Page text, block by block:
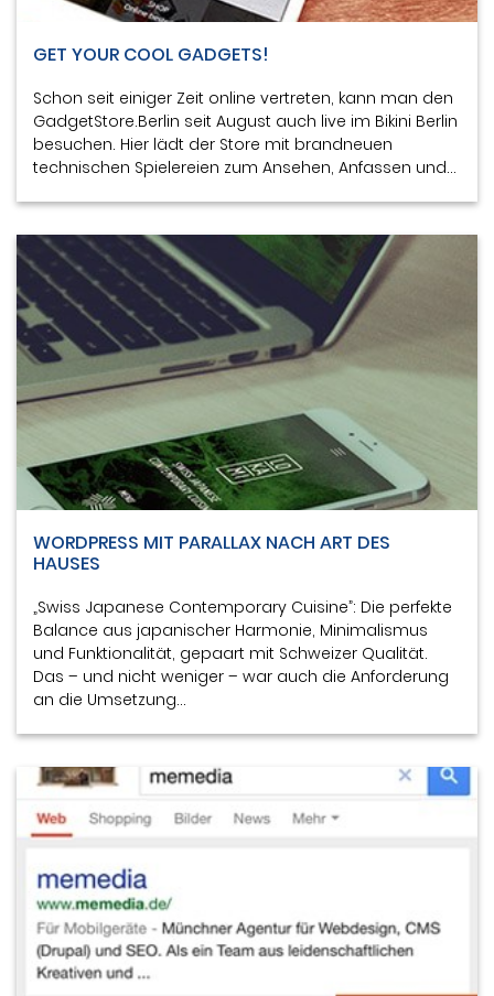
GET YOUR COOL GADGETS!
Schon seit einiger Zeit online vertreten, kann man den
GadgetStore.Berlin seit August auch live im Bikini Berlin
besuchen. Hier lädt der Store mit brandneuen
technischen Spielereien zum Ansehen, Anfassen und…
WORDPRESS MIT PARALLAX NACH ART DES
HAUSES
„Swiss Japanese Contemporary Cuisine”: Die perfekte
Balance aus japanischer Harmonie, Minimalismus
und Funktionalität, gepaart mit Schweizer Qualität.
Das – und nicht weniger – war auch die Anforderung
an die Umsetzung…